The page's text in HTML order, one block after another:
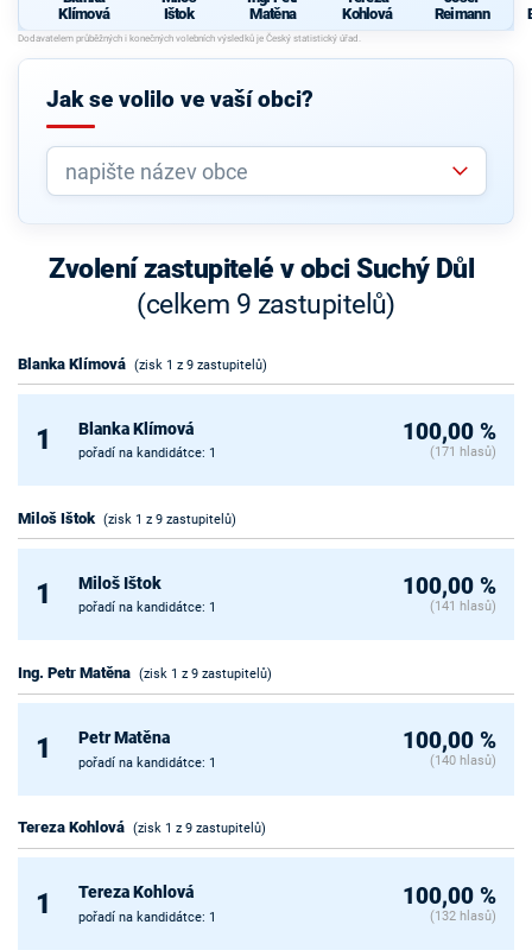
Klímová
Ištok
Matěna
Kohlová
Reimann
Jak se volilo ve vaší obci?
Zvolení zastupitelé v obci Suchý Důl
(celkem 9 zastupitelů)
Blanka Klímová (zisk 1 z 9 zastupitelů)
1 Blanka Klímová
pořadí na kandidátce: 1
100,00 %
(171 hlasů)
Miloš Ištok (zisk 1 z 9 zastupitelů)
1 Miloš Ištok
pořadí na kandidátce: 1
100,00 %
(141 hlasů)
Ing. Petr Matěna (zisk 1 z 9 zastupitelů)
1 Petr Matěna
pořadí na kandidátce: 1
100,00 %
(140 hlasů)
Tereza Kohlová (zisk 1 z 9 zastupitelů)
1 Tereza Kohlová
pořadí na kandidátce: 1
100,00 %
(132 hlasů)